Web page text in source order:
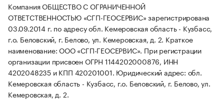
Компания ОБЩЕСТВО С ОГРАНИЧЕННОЙ
ОТВЕТСТВЕННОСТЬЮ «СГП-ГЕОСЕРВИС» зарегистрирована
03.09.2014 г. по адресу обл. Кемеровская область - Кузбасс,
г.о. Беловский, г. Белово, ул. Кемеровская, д. 2. Краткое
наименование: ООО «СГП-ГЕОСЕРВИС». При регистрации
организации присвоен ОГРН 1144202000876, ИНН
4202048235 и КПП 420201001. Юридический адрес: обл.
Кемеровская область - Кузбасс, г.о. Беловский, г. Белово, ул.
Кемеровская, д. 2.